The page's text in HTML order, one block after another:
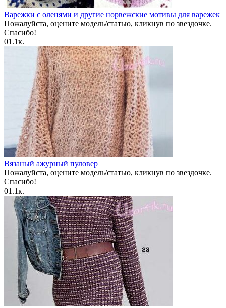
Варежки с оленями и другие норвежские мотивы для варежек
Пожалуйста, оцените модель/статью, кликнув по звездочке.
Спасибо!
01.1к.
Вязаный ажурный пуловер
Пожалуйста, оцените модель/статью, кликнув по звездочке.
Спасибо!
01.1к.